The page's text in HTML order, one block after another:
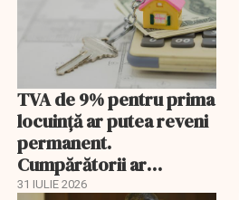
TVA de 9% pentru prima
locuință ar putea reveni
permanent.
Cumpărătorii ar
economisi zeci de mii de
31 IULIE 2026